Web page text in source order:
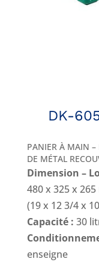
DK-
PANIER À MAIN –
DE MÉTAL
Dimension –
480 x 325 x
(19 x 12 3/4 x
Capacité : 30
enseigne